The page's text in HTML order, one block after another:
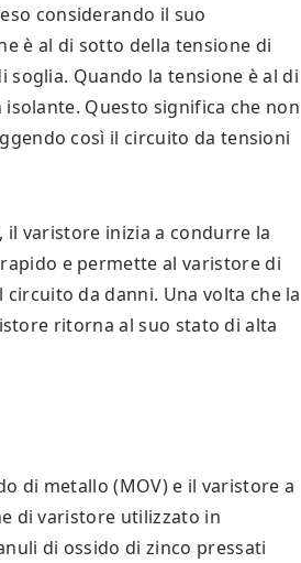
considerando il suo
è al di sotto della tensione di
Quando la tensione è al di
Questo significa che non
così il circuito da tensioni
il varistore inizia a condurre la
e permette al varistore di
da danni. Una volta che la
ritorna al suo stato di alta
di metallo (MOV) e il varistore a
di varistore utilizzato in
di ossido di zinco pressati